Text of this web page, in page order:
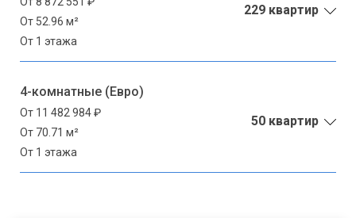
От 52.96 м²
От 1 этажа
229 квартир
4-комнатные (Евро)
От 11 482 984 ₽
От 70.71 м²
От 1 этажа
50 квартир